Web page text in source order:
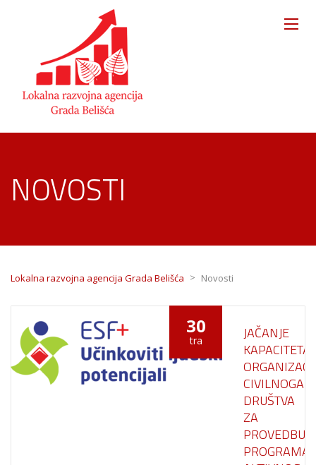
NOVOSTI
Lokalna razvojna agencija Grada Belišća > Novosti
30
tra
JAČANJE
KAPACITETA
CIVILNOGA
DRUŠTVA
ZA
PROVEDBU
PROGRAMA